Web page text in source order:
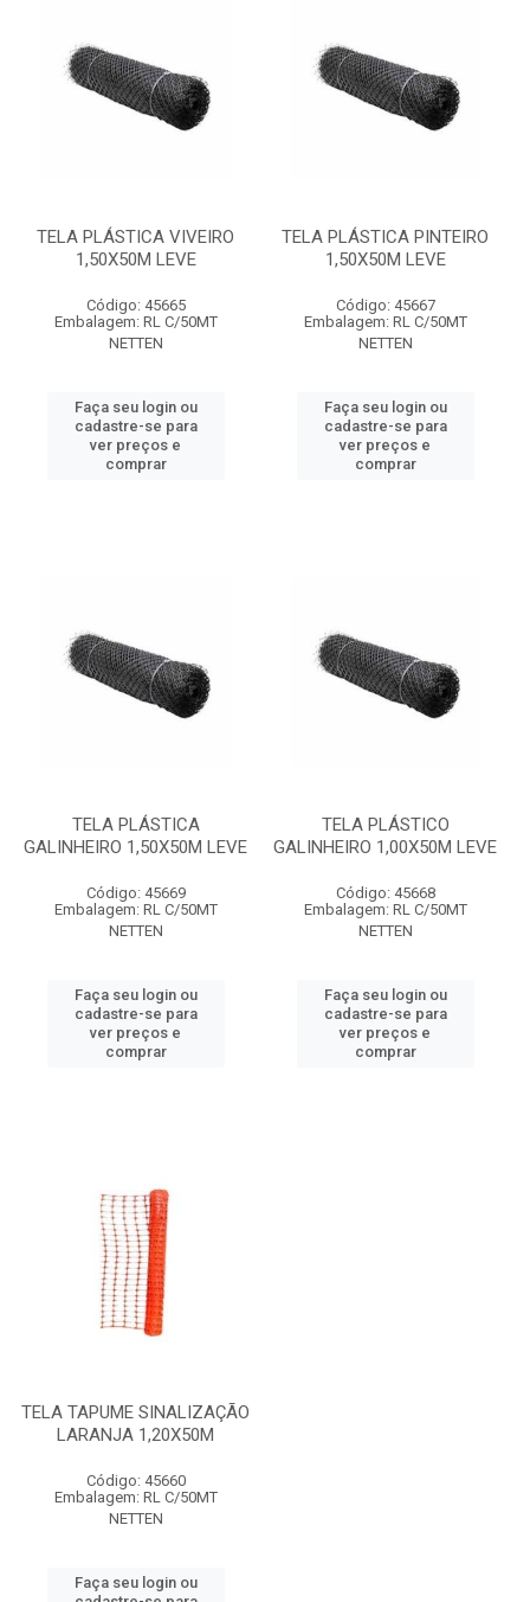
TELA PLÁSTICA VIVEIRO
1,50X50M LEVE
Código: 45665
Embalagem: RL C/50MT
NETTEN
Faça seu login ou
cadastre-se para
ver preços e
comprar
TELA PLÁSTICA PINTEIRO
1,50X50M LEVE
Código: 45667
Embalagem: RL C/50MT
NETTEN
Faça seu login ou
cadastre-se para
ver preços e
comprar
TELA PLÁSTICA
GALINHEIRO 1,50X50M LEVE
Código: 45669
Embalagem: RL C/50MT
NETTEN
Faça seu login ou
cadastre-se para
ver preços e
comprar
TELA PLÁSTICO
GALINHEIRO 1,00X50M LEVE
Código: 45668
Embalagem: RL C/50MT
NETTEN
Faça seu login ou
cadastre-se para
ver preços e
comprar
TELA TAPUME SINALIZAÇÃO
LARANJA 1,20X50M
Código: 45660
Embalagem: RL C/50MT
NETTEN
Faça seu login ou